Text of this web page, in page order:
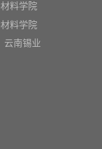
料学院
料学院
云南锡业